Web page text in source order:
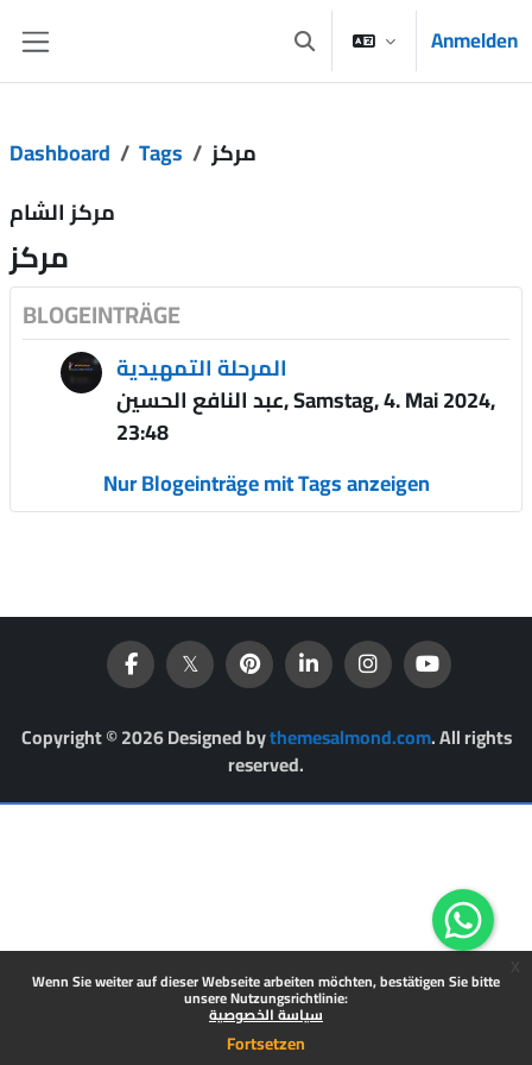
Wenn Sie weiter auf dieser Webseite arbeiten möchten, bestätigen Sie bitte
unsere Nutzungsrichtlinie:
سياسة الخصوصية
Fortsetzen
Website-Übersicht Sucheingabe umschalten
Anmelden
Dashboard Tags
مركز
مركز الشام
مركز
BLOGEINTRÄGE
المرحلة التمهيدية
عبد النافع الحسين, Samstag, 4. Mai 2024,
23:48
Nur Blogeinträge mit Tags anzeigen
Copyright © 2026 Designed bythemesalmond.com. All rights
reserved.